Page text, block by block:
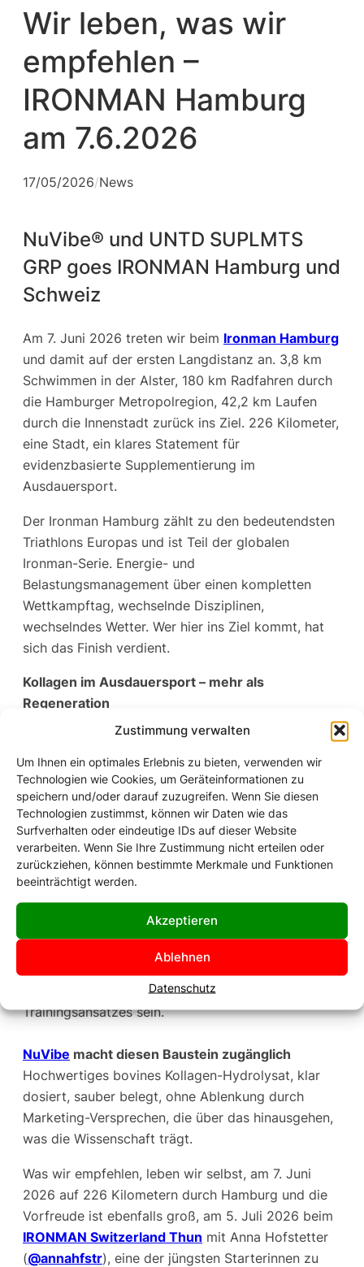
Zustimmung verwalten
Um Ihnen ein optimales Erlebnis zu bieten, verwenden wir
Technologien wie Cookies, um Geräteinformationen zu
speichern und/oder darauf zuzugreifen. Wenn Sie diesen
Technologien zustimmst, können wir Daten wie das
Surfverhalten oder eindeutige IDs auf dieser Website
verarbeiten. Wenn Sie Ihre Zustimmung nicht erteilen oder
zurückziehen, können bestimmte Merkmale und Funktionen
beeinträchtigt werden.
Akzeptieren
Ablehnen
Datenschutz
Wir leben, was wir
empfehlen –
IRONMAN Hamburg
am 7.6.2026
17/05/2026/News
NuVibe® und UNTD SUPLMTS
GRP goes IRONMAN Hamburg und
Schweiz
Am 7. Juni 2026 treten wir beim Ironman Hamburg
und damit auf der ersten Langdistanz an. 3,8 km
Schwimmen in der Alster, 180 km Radfahren durch
die Hamburger Metropolregion, 42,2 km Laufen
durch die Innenstadt zurück ins Ziel. 226 Kilometer,
eine Stadt, ein klares Statement für
evidenzbasierte Supplementierung im
Ausdauersport.
Der Ironman Hamburg zählt zu den bedeutendsten
Triathlons Europas und ist Teil der globalen
Ironman-Serie. Energie- und
Belastungsmanagement über einen kompletten
Wettkampftag, wechselnde Disziplinen,
wechselndes Wetter. Wer hier ins Ziel kommt, hat
sich das Finish verdient.
Kollagen im Ausdauersport – mehr als
Regeneration
Ausdauersportlerinnen und Ausdauersportler haben
kohlenhydratbasierte Produkte allein nicht immer
gedeckt wird. Kohlenhydrate sind kurzfristig
unverzichtbar, aber sie tragen nicht immer zur
langfristigen Trainingsanpassung oder zum Erhalt
des Bewegungsapparats bei. Genau hier liegt das
Potenzial von Kollagen als Ergänzung zur
Ausdauerernährung.
Beim Triathlon, wo Körper und Gelenke monatelang
unter konstanter Mehrfachbelastung stehen, ist
kann ein logischer Baustein eines seriösen
Trainingsansatzes sein.
NuVibe macht diesen Baustein zugänglich
Hochwertiges bovines Kollagen-Hydrolysat, klar
dosiert, sauber belegt, ohne Ablenkung durch
Marketing-Versprechen, die über das hinausgehen,
was die Wissenschaft trägt.
Was wir empfehlen, leben wir selbst, am 7. Juni
2026 auf 226 Kilometern durch Hamburg und die
Vorfreude ist ebenfalls groß, am 5. Juli 2026 beim
IRONMAN Switzerland Thun mit Anna Hofstetter
(@annahfstr), eine der jüngsten Starterinnen zu